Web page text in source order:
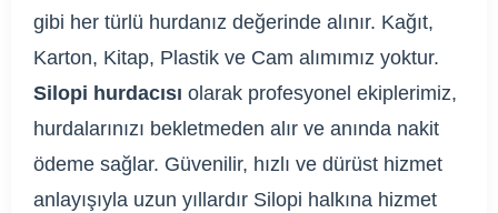
gibi her türlü hurdanız değerinde alınır. Kağıt,
Karton, Kitap, Plastik ve Cam alımımız yoktur.
Silopi hurdacısı olarak profesyonel ekiplerimiz,
hurdalarınızı bekletmeden alır ve anında nakit
ödeme sağlar. Güvenilir, hızlı ve dürüst hizmet
anlayışıyla uzun yıllardır Silopi halkına hizmet